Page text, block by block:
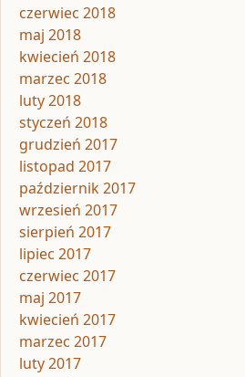
czerwiec 2018
maj 2018
kwiecień 2018
marzec 2018
luty 2018
styczeń 2018
grudzień 2017
listopad 2017
październik 2017
wrzesień 2017
sierpień 2017
lipiec 2017
czerwiec 2017
maj 2017
kwiecień 2017
marzec 2017
luty 2017